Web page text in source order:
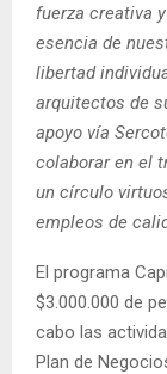
fuerza creativa
esencia de
libertad
arquitectos de
apoyo vía
colaborar en el
un círculo
empleos de
El programa
$3.000.000 de
cabo las
Plan de